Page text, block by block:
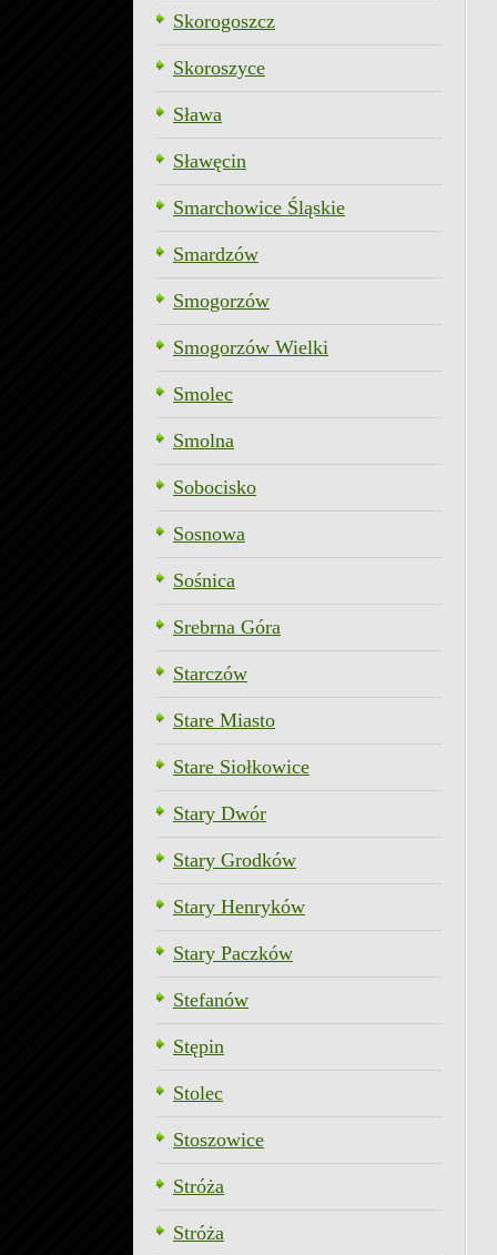
Skorogoszcz
Skoroszyce
Sława
Sławęcin
Smarchowice Śląskie
Smardzów
Smogorzów
Smogorzów Wielki
Smolec
Smolna
Sobocisko
Sosnowa
Sośnica
Srebrna Góra
Starczów
Stare Miasto
Stare Siołkowice
Stary Dwór
Stary Grodków
Stary Henryków
Stary Paczków
Stefanów
Stępin
Stolec
Stoszowice
Stróża
Stróża